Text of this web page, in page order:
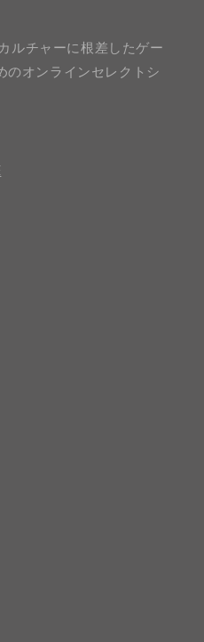
ルチャーに根差したゲー
のオンラインセレクトシ